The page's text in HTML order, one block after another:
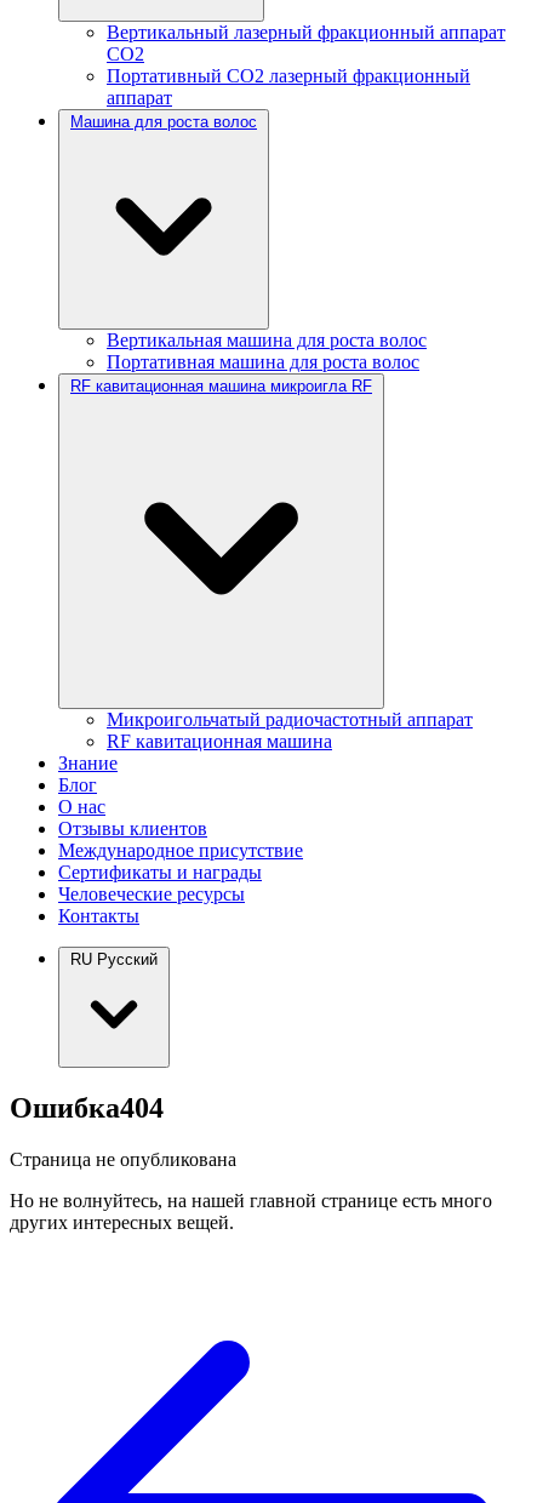
Вертикальный лазерный фракционный аппарат
CO2
Портативный CO2 лазерный фракционный
аппарат
Машина для роста волос
Вертикальная машина для роста волос
Портативная машина для роста волос
RF кавитационная машина микроигла RF
Микроигольчатый радиочастотный аппарат
RF кавитационная машина
Знание
Блог
О нас
Отзывы клиентов
Международное присутствие
Сертификаты и награды
Человеческие ресурсы
Контакты
RU Русский
Ошибка404
Страница не опубликована
Но не волнуйтесь, на нашей главной странице есть много
других интересных вещей.